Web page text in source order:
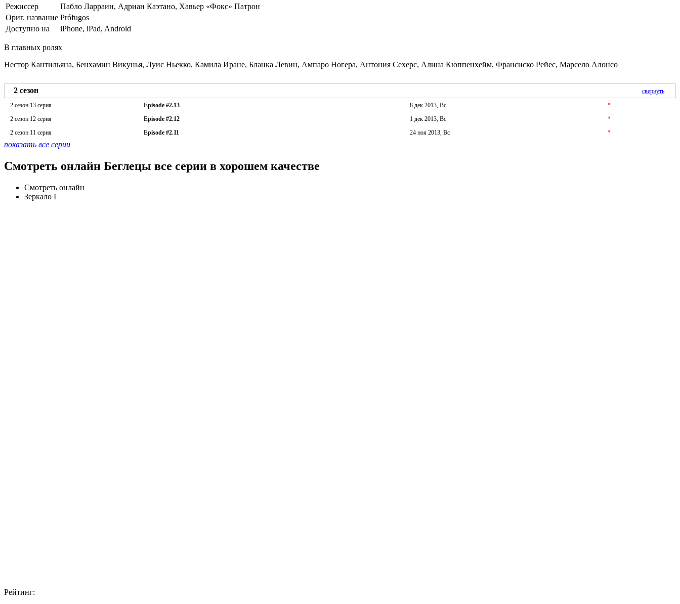
Режиссер
Пабло Ларраин, Адриан Каэтано, Хавьер «Фокс» Патрон
Ориг. название Prófugos
Доступно на
iPhone, iPad, Android
В главных ролях
Нестор Кантильяна, Бенхамин Викунья, Луис Ньекко, Камила Иране, Бланка Левин, Ампаро Ногера, Антония Сехерс, Алина Кюппенхейм, Франсиско Рейес, Марсело Алонсо
2 сезон
свернуть
2 сезон 13 серия
Episode #2.13 8 дек 2013, Вс
*
2 сезон 12 серия
Episode #2.12 1 дек 2013, Вс
*
2 сезон 11 серия
Episode #2.11 24 ноя 2013, Вс *
показать все серии
Смотреть онлайн Беглецы все серии в хорошем качестве
Смотреть онлайн
Зеркало I
Рейтинг: